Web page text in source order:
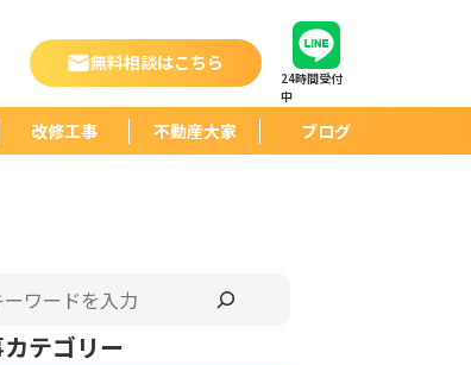
無料相談はこちら
24時間受付
中
改修工事 不動産大家 ブログ
テゴリー